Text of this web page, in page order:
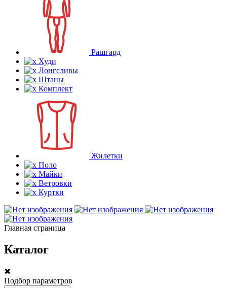
Рашгард
Худи
Лонгсливы
Штаны
Комплект
Жилетки
Поло
Майки
Ветровки
Куртки
Главная страница
Каталог
✖
Подбор параметров